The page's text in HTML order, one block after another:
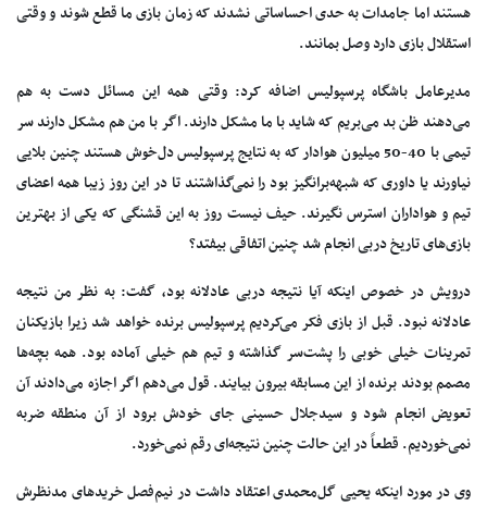
هستند اما جامدات به حدی احساساتی نشدند که زمان بازی ما قطع شوند و وقتی
استقلال بازی دارد وصل بمانند.
مدیرعامل باشگاه پرسپولیس اضافه کرد: وقتی همه این مسائل دست به هم
می‌دهند ظن بد می‌بریم که شاید با ما مشکل دارند. اگر با من هم مشکل دارند سر
تیمی با 40-50 میلیون هوادار که به نتایج پرسپولیس دل‌خوش هستند چنین بلایی
نیاورند یا داوری که شبهه‌برانگیز بود را نمی‌گذاشتند تا در این روز زیبا همه اعضای
تیم و هواداران استرس نگیرند. حیف نیست روز به این قشنگی که یکی از بهترین
بازی‌های تاریخ دربی انجام شد چنین اتفاقی بیفتد؟
درویش در خصوص اینکه آیا نتیجه دربی عادلانه بود، گفت: به نظر من نتیجه
عادلانه نبود. قبل از بازی فکر می‌کردیم پرسپولیس برنده خواهد شد زیرا بازیکنان
تمرینات خیلی خوبی را پشت‌سر گذاشته و تیم هم خیلی آماده بود. همه بچه‌ها
مصمم بودند برنده از این مسابقه بیرون بیایند. قول می‌دهم اگر اجازه می‌دادند آن
تعویض انجام شود و سیدجلال حسینی جای خودش برود از آن منطقه ضربه
نمی‌خوردیم. قطعاً در این حالت چنین نتیجه‌ای رقم نمی‌خورد.
وی در مورد اینکه یحیی گل‌محمدی اعتقاد داشت در نیم‌فصل خریدهای مدنظرش